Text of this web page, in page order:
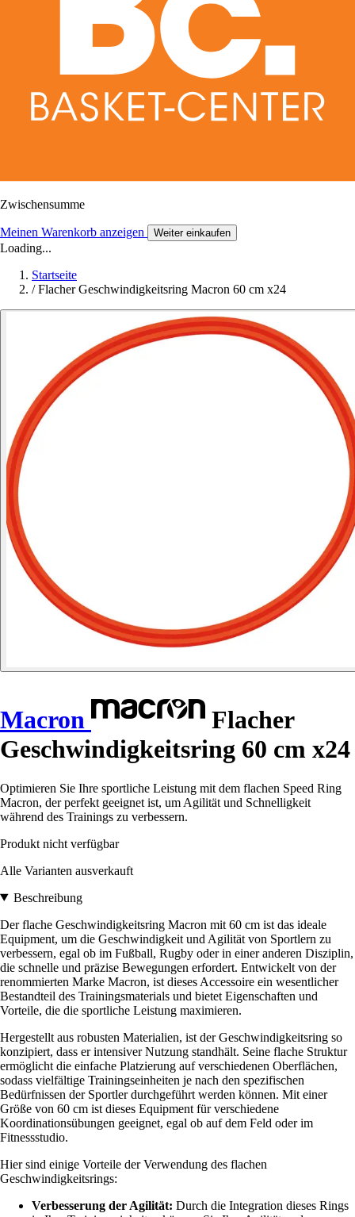
Zwischensumme
Meinen Warenkorb anzeigen Weiter einkaufen
Loading...
Startseite
/ Flacher Geschwindigkeitsring Macron 60 cm x24
Macron
Flacher
Geschwindigkeitsring 60 cm x24
Optimieren Sie Ihre sportliche Leistung mit dem flachen Speed Ring
Macron, der perfekt geeignet ist, um Agilität und Schnelligkeit
während des Trainings zu verbessern.
Produkt nicht verfügbar
Alle Varianten ausverkauft
Beschreibung
Der flache Geschwindigkeitsring Macron mit 60 cm ist das ideale
Equipment, um die Geschwindigkeit und Agilität von Sportlern zu
verbessern, egal ob im Fußball, Rugby oder in einer anderen Disziplin,
die schnelle und präzise Bewegungen erfordert. Entwickelt von der
renommierten Marke Macron, ist dieses Accessoire ein wesentlicher
Bestandteil des Trainingsmaterials und bietet Eigenschaften und
Vorteile, die die sportliche Leistung maximieren.
Hergestellt aus robusten Materialien, ist der Geschwindigkeitsring so
konzipiert, dass er intensiver Nutzung standhält. Seine flache Struktur
ermöglicht die einfache Platzierung auf verschiedenen Oberflächen,
sodass vielfältige Trainingseinheiten je nach den spezifischen
Bedürfnissen der Sportler durchgeführt werden können. Mit einer
Größe von 60 cm ist dieses Equipment für verschiedene
Koordinationsübungen geeignet, egal ob auf dem Feld oder im
Fitnessstudio.
Hier sind einige Vorteile der Verwendung des flachen
Geschwindigkeitsrings:
Verbesserung der Agilität: Durch die Integration dieses Rings